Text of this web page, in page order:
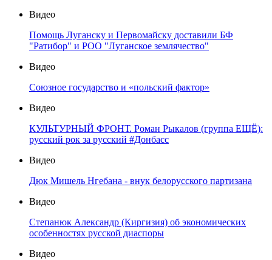
Видео
Помощь Луганску и Первомайску доставили БФ
"Ратибор" и РОО "Луганское землячество"
Видео
Союзное государство и «польский фактор»
Видео
КУЛЬТУРНЫЙ ФРОНТ. Роман Рыкалов (группа ЕЩЁ):
русский рок за русский #Донбасс
Видео
Дюк Мишель Нгебана - внук белорусского партизана
Видео
Степанюк Александр (Киргизия) об экономических
особенностях русской диаспоры
Видео